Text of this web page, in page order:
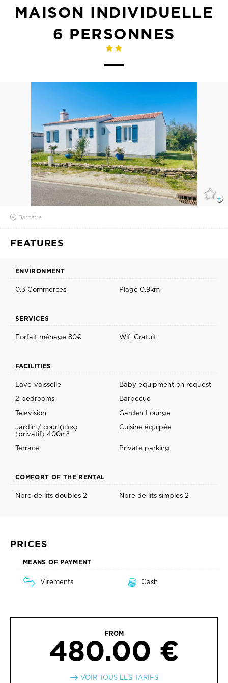
MAISON INDIVIDUELLE
6 PERSONNES
Barbâtre
FEATURES
ENVIRONMENT
0.3 Commerces Plage 0.9km
SERVICES
Forfait ménage 80€ Wifi Gratuit
FACILITIES
Lave-vaisselle
Baby equipment on request
2 bedrooms
Barbecue
Television
Garden Lounge
Jardin / cour (clos)
(privatif) 400m²
Cuisine équipée
Terrace Private parking
COMFORT OF THE RENTAL
Nbre de lits doubles 2 Nbre de lits simples 2
PRICES
MEANS OF PAYMENT
Virements Cash
FROM
480.00 €
VOIR TOUS LES TARIFS